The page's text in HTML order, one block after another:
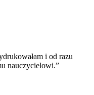
i od razu
nauczycielowi.”